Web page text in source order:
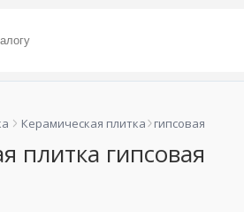
Керамическая плитка гипсовая
плитка гипсовая